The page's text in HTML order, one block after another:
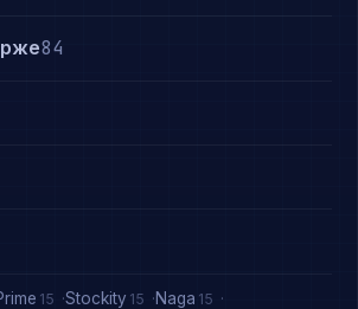
84
15 Stockity 15 Naga 15